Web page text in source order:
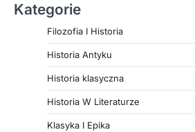
Kategorie
Filozofia I Historia
Historia Antyku
Historia klasyczna
Historia W Literaturze
Klasyka I Epika